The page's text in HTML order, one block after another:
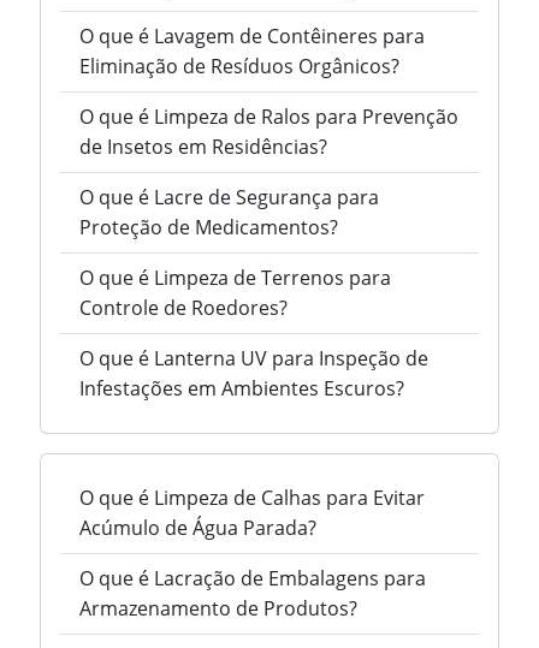
O que é Lavagem de Contêineres para
Eliminação de Resíduos Orgânicos?
O que é Limpeza de Ralos para Prevenção
de Insetos em Residências?
O que é Lacre de Segurança para
Proteção de Medicamentos?
O que é Limpeza de Terrenos para
Controle de Roedores?
O que é Lanterna UV para Inspeção de
Infestações em Ambientes Escuros?
O que é Limpeza de Calhas para Evitar
Acúmulo de Água Parada?
O que é Lacração de Embalagens para
Armazenamento de Produtos?